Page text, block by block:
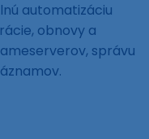
automatizáciu
obnovy a
správu